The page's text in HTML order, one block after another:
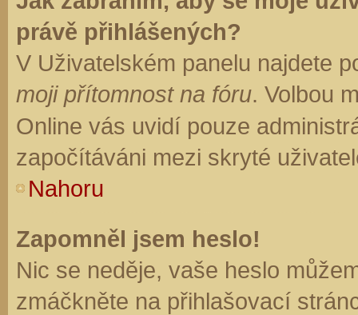
právě přihlášených?
V Uživatelském panelu najdete
moji přítomnost na fóru. Volbou
Online vás uvidí pouze
započítáváni mezi skryté
Nahoru
Zapomněl jsem heslo!
Nic se neděje, vaše heslo
zmáčkněte na přihlašovací